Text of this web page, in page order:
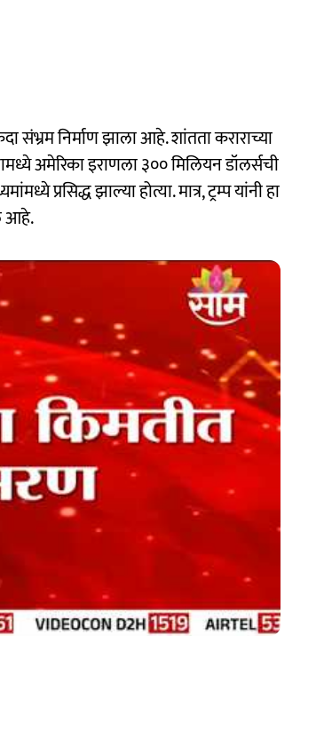
संभ्रम निर्माण झाला आहे. शांतता कराराच्या
अमेरिका इराणला ३०० मिलियन डॉलर्सची
प्रसिद्ध झाल्या होत्या. मात्र, ट्रम्प यांनी हा
आहे.